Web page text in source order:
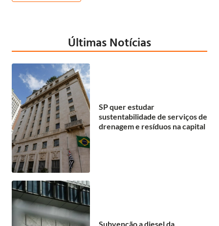
Últimas Notícias
SP quer estudar
sustentabilidade de serviços de
drenagem e resíduos na capital
Subvenção a diesel da